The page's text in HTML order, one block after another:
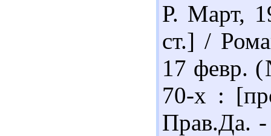
Р. Март,
ст.] /
17 февр.
70-х :
Прав.Да.